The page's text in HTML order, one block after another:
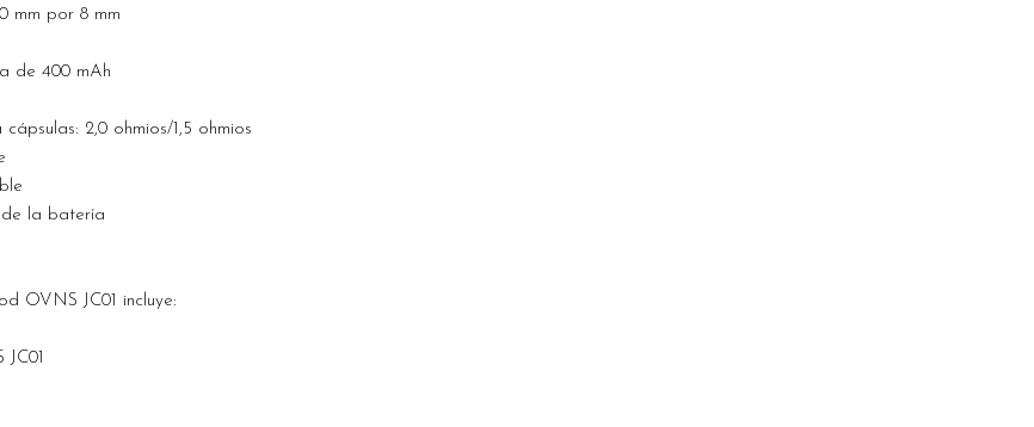
mm por 8 mm
de 400 mAh
2,0 ohmios/1,5 ohmios
la batería
OVNS JC01 incluye: